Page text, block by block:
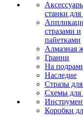
станки
стразами и
пайетками
Алмазная
Гранни
На
Наследие
Стразы
Схемы для
Коробки